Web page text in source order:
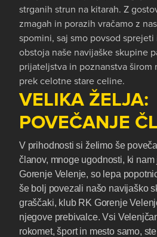
strganih strun na kitarah. Z
zmagah in porazih vračamo z
spomini, saj smo povsod
obstoja naše navijaške skupine
prijateljstva in poznanstva širom
prek celotne stare celine.
VELIKA ŽELJA:
POVEČANJE
V prihodnosti si želimo še
članov, mnoge ugodnosti, ki
Gorenje Velenje, so lepa
še bolj povezali našo navijaško
graščaki, klub RK Gorenje
njegove prebivalce. Vsi
rokomet, šport in mesto samo,